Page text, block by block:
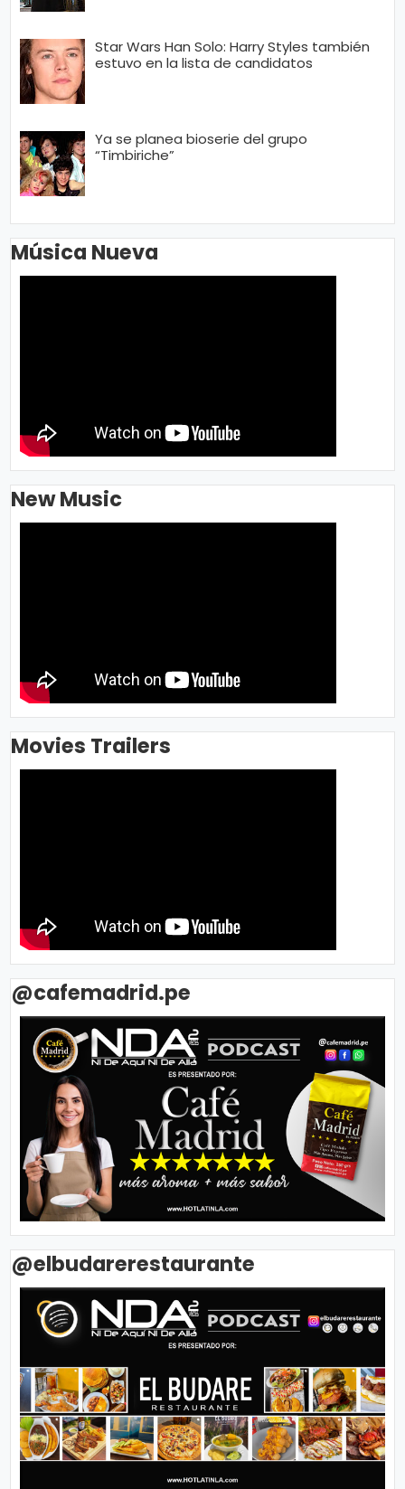
Star Wars Han Solo: Harry Styles también
estuvo en la lista de candidatos
Ya se planea bioserie del grupo
“Timbiriche”
Música Nueva
New Music
Movies Trailers
@cafemadrid.pe
@elbudarerestaurante